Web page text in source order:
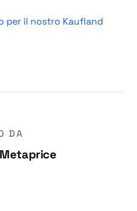
per il nostro Kaufland
DA